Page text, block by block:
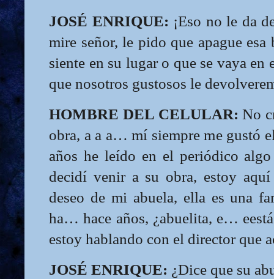
JOSÉ ENRIQUE: ¡Eso no le da
mire señor, le pido que apague esa
siente en su lugar o que se vaya en
que nosotros gustosos le
HOMBRE DEL CELULAR: No
obra, a a a… mí siempre me gustó
años he leído en el periódico
decidí venir a su obra, estoy
deseo de mi abuela, ella es una
ha… hace años, ¿abuelita, e…
estoy hablando con el director que
JOSÉ ENRIQUE: ¿Dice que su